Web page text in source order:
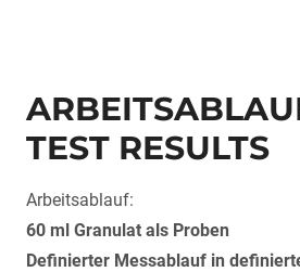
TEST RESULTS
Arbeitsablauf:
60 ml Granulat als Proben
Definierter Messablauf in